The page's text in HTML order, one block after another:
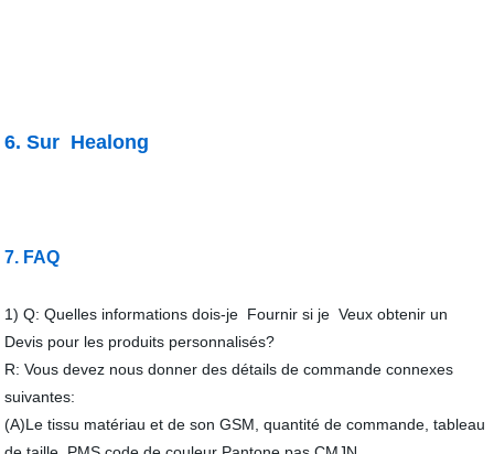
6. Sur Healong
7. FAQ
1) Q: Quelles informations dois-je Fournir si je Veux obtenir un
Devis pour les produits personnalisés?
R: Vous devez nous donner des détails de commande connexes
suivantes:
(A)Le tissu matériau et de son GSM, quantité de commande, tableau